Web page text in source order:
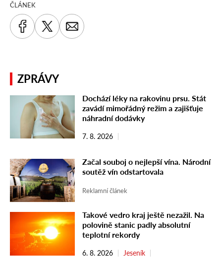
ČLÁNEK
ZPRÁVY
Dochází léky na rakovinu prsu. Stát
zavádí mimořádný režim a zajišťuje
náhradní dodávky
7. 8. 2026
Začal souboj o nejlepší vína. Národní
soutěž vín odstartovala
Reklamní článek
Takové vedro kraj ještě nezažil. Na
polovině stanic padly absolutní
teplotní rekordy
6. 8. 2026 Jeseník